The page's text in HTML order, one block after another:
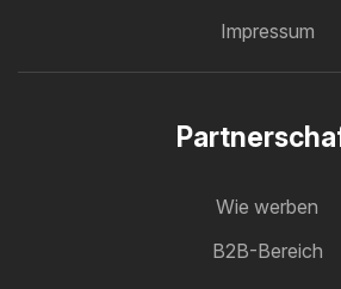
Impressum
Wie werben
B2B-Bereich